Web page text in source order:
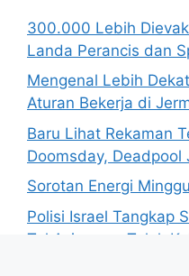
300.000 Lebih
Landa Perancis dan
Mengenal Lebih
Aturan Bekerja di
Baru Lihat Rekaman
Doomsday, Deadpool
Sorotan Energi
Polisi Israel Tangkap
Tel Aviv yang Tolak